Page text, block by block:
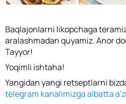
Baqlajonlarni likopchaga
aralashmadan quyamiz. Anor
Tayyor!
Yoqimli ishtaha!
Yangidan yangi retseptlarni
telegram kanalimizga albatta